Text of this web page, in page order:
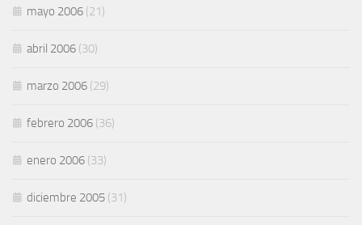
mayo 2006 (21)
abril 2006 (30)
marzo 2006 (29)
febrero 2006 (36)
enero 2006 (33)
diciembre 2005 (31)